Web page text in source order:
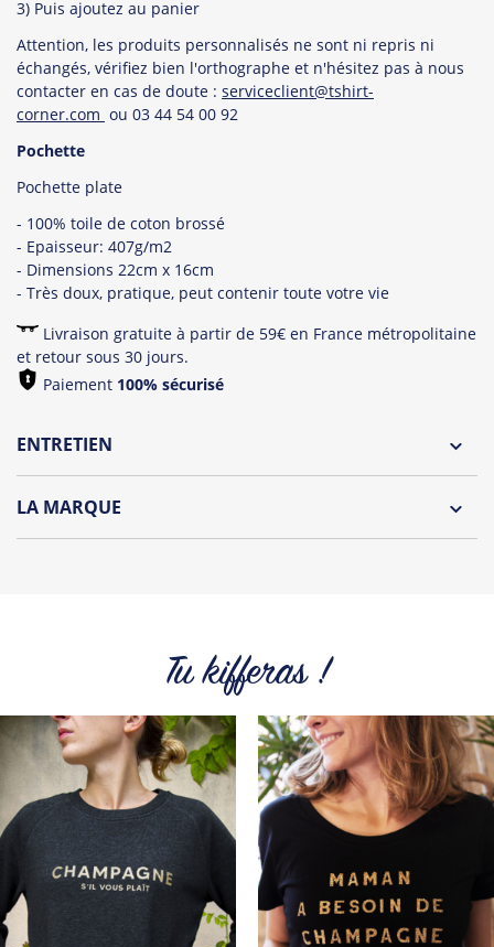
3) Puis ajoutez au panier
Attention, les produits personnalisés ne sont ni repris ni
échangés, vérifiez bien l'orthographe et n'hésitez pas à nous
contacter en cas de doute : serviceclient@tshirt-
corner.com ou 03 44 54 00 92
Pochette
Pochette plate
- 100% toile de coton brossé
- Epaisseur: 407g/m2
- Dimensions 22cm x 16cm
- Très doux, pratique, peut contenir toute votre vie
Livraison gratuite à partir de 59€ en France métropolitaine
et retour sous 30 jours.
Paiement 100% sécurisé
ENTRETIEN
LA MARQUE
Tu kifferas !